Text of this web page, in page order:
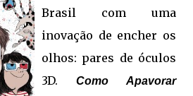
Brasil com uma
inovação de encher os
olhos: pares de óculos
3D. Como Apavorar